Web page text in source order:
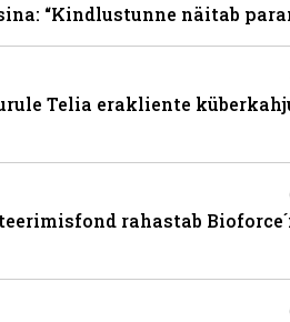
“Kindlustunne näitab
Telia erakliente
rahastab